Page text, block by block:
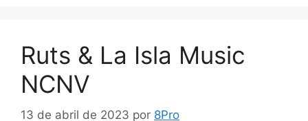
Ruts & La Isla Music
NCNV
13 de abril de 2023 por 8Pro